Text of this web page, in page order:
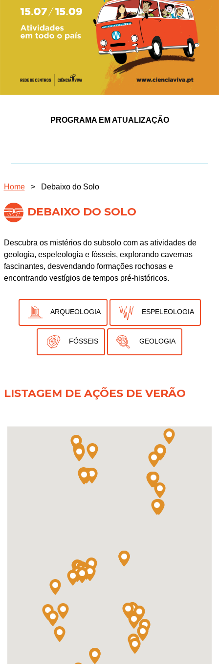
PROGRAMA EM ATUALIZAÇÃO
Home > Debaixo do Solo
DEBAIXO DO SOLO
Descubra os mistérios do subsolo com as atividades de
geologia, espeleologia e fósseis, explorando cavernas
fascinantes, desvendando formações rochosas e
encontrando vestígios de tempos pré-históricos.
ARQUEOLOGIA ESPELEOLOGIA
FÓSSEIS GEOLOGIA
LISTAGEM DE AÇÕES DE VERÃO